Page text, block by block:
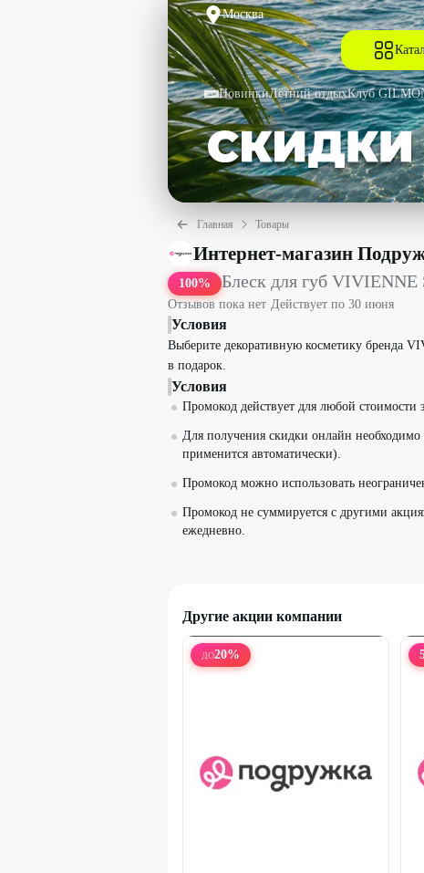
Москва
НовинкиЛетний отдыхКлуб
Главная Товары
Блеск для губ VIVIENNE SABO - в
Интернет-магазин
100% Блеск для губ VIVIENNE
Отзывов пока нет·Действует по 30 июня
Условия
Выберите декоративную косметику бренда
в подарок.
Условия
Промокод действует для любой стоимости
Для получения скидки онлайн
применится автоматически).
Промокод можно использовать
Промокод не суммируется с другими
ежедневно.
Другие акции компании
ДО20%